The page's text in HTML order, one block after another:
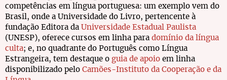
competências em língua portuguesa: um exemplo vem do
Brasil, onde a Universidade do Livro, pertencente à
fundação Editora da Universidade Estadual Paulista
(UNESP), oferece cursos em linha para domínio da língua
culta; e, no quadrante do Português como Língua
Estrangeira, tem destaque o guia de apoio em linha
disponibilizado pelo Camões-Instituto da Cooperação e da